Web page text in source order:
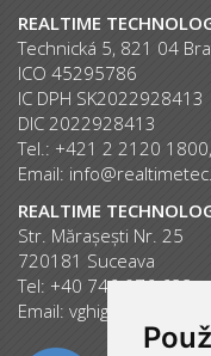
REALTIME
Technická 5, 821 04
ICO 45295786
IC DPH SK2022928413
DIC 2022928413
Tel.: +421 2 2120 1800,
Email:
REALTIME
Str. Mărașești Nr. 25
720181 Suceava
Tel: +40 746 076 633
Email: vghiguta@ipc-